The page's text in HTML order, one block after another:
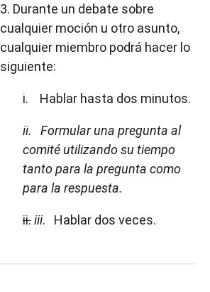
3. Durante un debate sobre
cualquier moción u otro asunto,
cualquier miembro podrá hacer lo
siguiente:
i. Hablar hasta dos minutos.
ii.
Formular una pregunta al
comité utilizando su tiempo
tanto para la pregunta como
para la respuesta.
ii.iii. Hablar dos veces.